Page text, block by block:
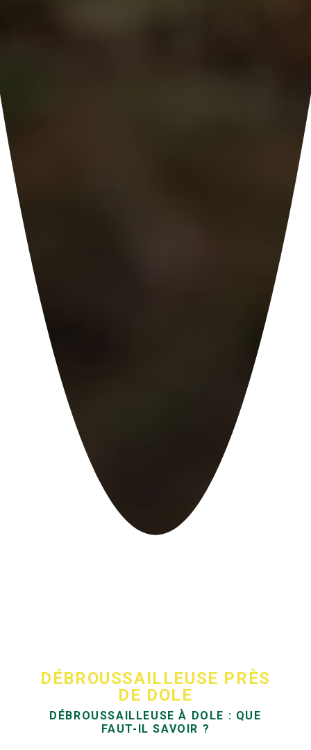
DÉBROUSSAILLEUSE PRÈS
DE DOLE
DÉBROUSSAILLEUSE À DOLE : QUE
FAUT-IL SAVOIR ?